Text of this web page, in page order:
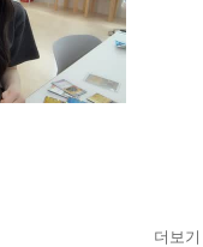
더보기